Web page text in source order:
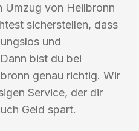
Umzug von Heilbronn
sicherstellen, dass
und
bist du bei
genau richtig. Wir
Service, der dir
Geld spart.